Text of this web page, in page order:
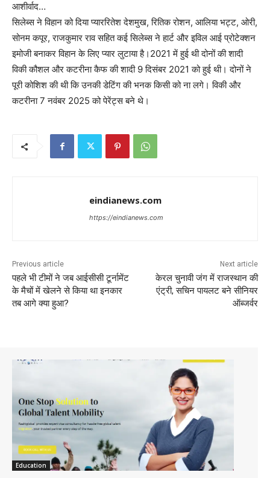
आशीर्वाद…
सिलेब्स ने विहान को दिया प्याररितेश देशमुख, रितिक रोशन, आलिया भट्ट, ओरी,
सोनम कपूर, राजकुमार राव सहित कई सिलेब्स ने हार्ट और इविल आई प्रोटेक्शन
इमोजी बनाकर विहान के लिए प्यार लुटाया है।2021 में हुई थी दोनों की शादी
विकी कौशल और कटरीना कैफ की शादी 9 दिसंबर 2021 को हुई थी। दोनों ने
पूरी कोशिश की थी कि उनकी डेटिंग की भनक किसी को ना लगे। विकी और
कटरीना 7 नवंबर 2025 को पेरेंट्स बने थे।
eindianews.com
https://eindianews.com
Previous article
पहले भी टीमों ने जब आईसीसी टूर्नामेंट
के मैचों में खेलने से किया था इनकार
तब आगे क्या हुआ?
Next article
केरल चुनावी जंग में राजस्थान की
एंट्री, सचिन पायलट बने सीनियर
ऑब्जर्वर
Education